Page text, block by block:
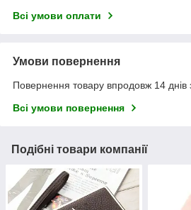
Всі умови оплати
Умови повернення
Повернення товару впродовж 14 днів
Всі умови повернення
Подібні товари компанії